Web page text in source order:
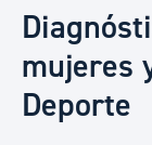
mujeres
Deporte